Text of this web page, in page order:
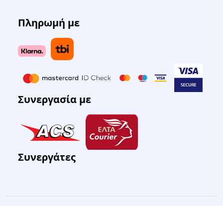
Πληρωμή με
Συνεργασία με
Συνεργάτες